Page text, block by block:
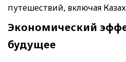
путешествий, включая
Экономический
будущее